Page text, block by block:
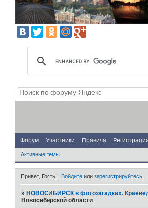
Форум Участники Правила Регистрация
Активные темы
Привет, Гость! Войдитеили зарегистрируйтесь.
»НОВОСИБИРСК в фотозагадках.
Новосибирской области